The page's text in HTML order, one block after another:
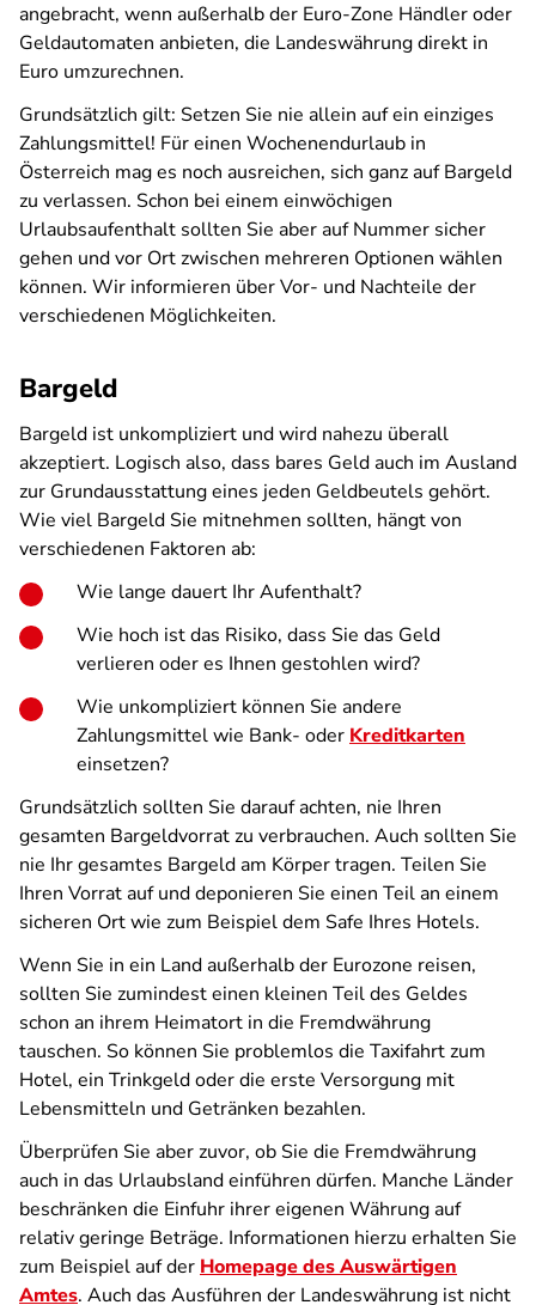
angebracht, wenn außerhalb der Euro-Zone Händler oder
Geldautomaten anbieten, die Landeswährung direkt in
Euro umzurechnen.
Grundsätzlich gilt: Setzen Sie nie allein auf ein einziges
Zahlungsmittel! Für einen Wochenendurlaub in
Österreich mag es noch ausreichen, sich ganz auf Bargeld
zu verlassen. Schon bei einem einwöchigen
Urlaubsaufenthalt sollten Sie aber auf Nummer sicher
gehen und vor Ort zwischen mehreren Optionen wählen
können. Wir informieren über Vor- und Nachteile der
verschiedenen Möglichkeiten.
Bargeld
Bargeld ist unkompliziert und wird nahezu überall
akzeptiert. Logisch also, dass bares Geld auch im Ausland
zur Grundausstattung eines jeden Geldbeutels gehört.
Wie viel Bargeld Sie mitnehmen sollten, hängt von
verschiedenen Faktoren ab:
Wie lange dauert Ihr Aufenthalt?
Wie hoch ist das Risiko, dass Sie das Geld
verlieren oder es Ihnen gestohlen wird?
Wie unkompliziert können Sie andere
Zahlungsmittel wie Bank- oder Kreditkarten
einsetzen?
Grundsätzlich sollten Sie darauf achten, nie Ihren
gesamten Bargeldvorrat zu verbrauchen. Auch sollten Sie
nie Ihr gesamtes Bargeld am Körper tragen. Teilen Sie
Ihren Vorrat auf und deponieren Sie einen Teil an einem
sicheren Ort wie zum Beispiel dem Safe Ihres Hotels.
Wenn Sie in ein Land außerhalb der Eurozone reisen,
sollten Sie zumindest einen kleinen Teil des Geldes
schon an ihrem Heimatort in die Fremdwährung
tauschen. So können Sie problemlos die Taxifahrt zum
Hotel, ein Trinkgeld oder die erste Versorgung mit
Lebensmitteln und Getränken bezahlen.
Überprüfen Sie aber zuvor, ob Sie die Fremdwährung
auch in das Urlaubsland einführen dürfen. Manche Länder
beschränken die Einfuhr ihrer eigenen Währung auf
relativ geringe Beträge. Informationen hierzu erhalten Sie
zum Beispiel auf der Homepage des Auswärtigen
Amtes. Auch das Ausführen der Landeswährung ist nicht